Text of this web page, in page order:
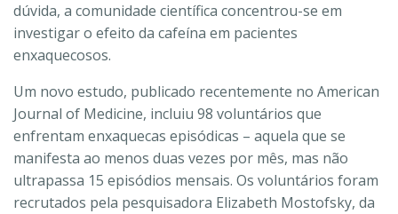
dúvida, a comunidade científica concentrou-se em
investigar o efeito da cafeína em pacientes
enxaquecosos.
Um novo estudo, publicado recentemente no American
Journal of Medicine, incluiu 98 voluntários que
enfrentam enxaquecas episódicas – aquela que se
manifesta ao menos duas vezes por mês, mas não
ultrapassa 15 episódios mensais. Os voluntários foram
recrutados pela pesquisadora Elizabeth Mostofsky, da